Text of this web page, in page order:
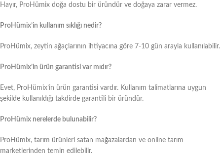
Hayır, ProHümix doğa dostu bir üründür ve doğaya zarar vermez.
ProHümix’in kullanım sıklığı nedir?
ProHümix, zeytin ağaçlarının ihtiyacına göre 7-10 gün arayla kullanılabilir.
ProHümix’in ürün garantisi var mıdır?
Evet, ProHümix’in ürün garantisi vardır. Kullanım talimatlarına uygun
şekilde kullanıldığı takdirde garantili bir üründür.
ProHümix nerelerde bulunabilir?
ProHümix, tarım ürünleri satan mağazalardan ve online tarım
marketlerinden temin edilebilir.